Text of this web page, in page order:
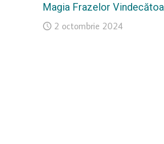
Magia Frazelor
2 octombrie 2024